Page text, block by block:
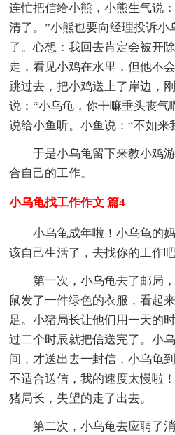
连忙把信给小熊，小熊生气说
清了。”小熊也要向经理投诉小
了。心想：我回去肯定会被开
走，看见小鸡在水里，但他不
跳过去，把小鸡送上了岸边，
说：“小乌龟，你干嘛垂头丧气
说给小鱼听。小鱼说：“不如来
于是小乌龟留下来教小鸡游
合自己的工作。
小乌龟找工作作文 篇4
小乌龟成年啦！小乌龟的妈
该自己生活了，去找你的工作
第一次，小乌龟去了邮局，
鼠发了一件绿色的衣服，看起
足。小猪局长让他们用一天的
过二个时辰就把信送完了。小
间，才送出去一封信，小乌龟
不适合送信，我的速度太慢啦
猪局长，失望的走了出去。
第二次，小乌龟去应聘了消